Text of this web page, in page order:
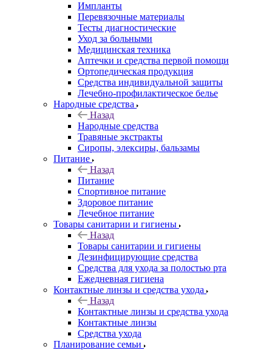
Импланты
Перевязочные материалы
Тесты диагностические
Уход за больными
Медицинская техника
Аптечки и средства первой помощи
Ортопедическая продукция
Средства индивидуальной защиты
Лечебно-профилактическое белье
Народные средства
Назад
Народные средства
Травяные экстракты
Сиропы, элексиры, бальзамы
Питание
Назад
Питание
Спортивное питание
Здоровое питание
Лечебное питание
Товары санитарии и гигиены
Назад
Товары санитарии и гигиены
Дезинфицирующие средства
Средства для ухода за полостью рта
Ежедневная гигиена
Контактные линзы и средства ухода
Назад
Контактные линзы и средства ухода
Контактные линзы
Средства ухода
Планирование семьи